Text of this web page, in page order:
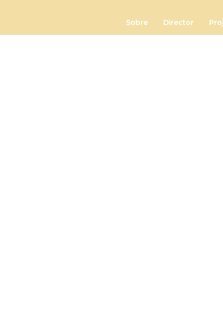
Sobre Director